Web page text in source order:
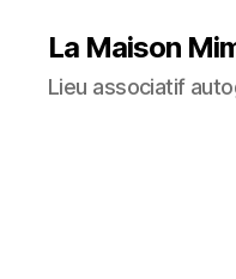
La Maison
Lieu associatif